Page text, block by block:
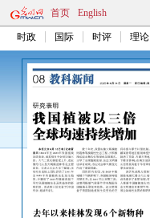
首页 English
时政 国际 时评 理论